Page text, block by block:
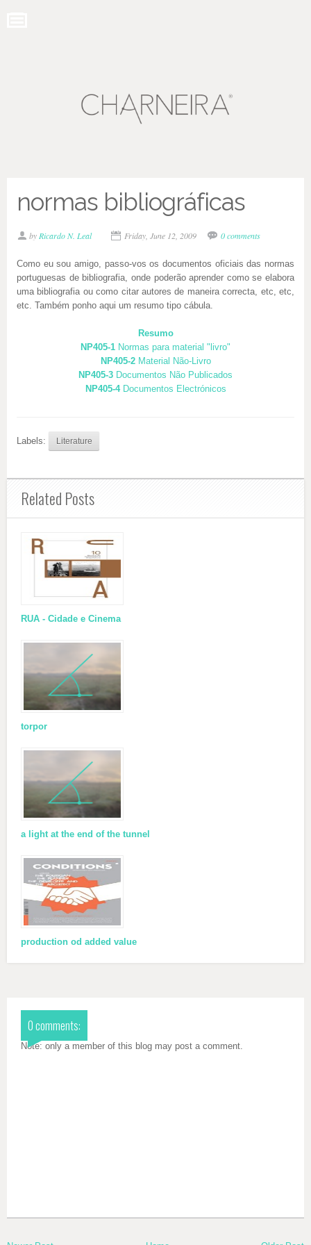
normas bibliográficas
by Ricardo N. Leal Friday, June 12, 2009 0 comments
Como eu sou amigo, passo-vos os documentos oficiais das normas
portuguesas de bibliografia, onde poderão aprender como se elabora
uma bibliografia ou como citar autores de maneira correcta, etc, etc,
etc. Também ponho aqui um resumo tipo cábula.
Resumo
NP405-1 Normas para material "livro"
NP405-2Material Não-Livro
NP405-3 Documentos Não Publicados
NP405-4Documentos Electrónicos
Labels: Literature
Related Posts
RUA - Cidade e Cinema
torpor
a light at the end of the tunnel
production od added value
0 comments:
Note: only a member of this blog may post a comment.